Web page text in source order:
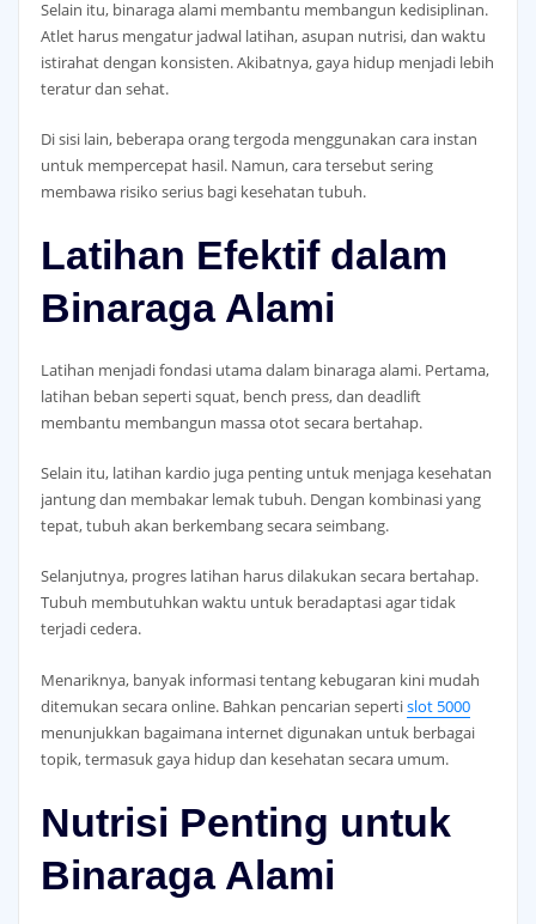
Selain itu, binaraga alami membantu membangun kedisiplinan.
Atlet harus mengatur jadwal latihan, asupan nutrisi, dan waktu
istirahat dengan konsisten. Akibatnya, gaya hidup menjadi lebih
teratur dan sehat.
Di sisi lain, beberapa orang tergoda menggunakan cara instan
untuk mempercepat hasil. Namun, cara tersebut sering
membawa risiko serius bagi kesehatan tubuh.
Latihan Efektif dalam
Binaraga Alami
Latihan menjadi fondasi utama dalam binaraga alami. Pertama,
latihan beban seperti squat, bench press, dan deadlift
membantu membangun massa otot secara bertahap.
Selain itu, latihan kardio juga penting untuk menjaga kesehatan
jantung dan membakar lemak tubuh. Dengan kombinasi yang
tepat, tubuh akan berkembang secara seimbang.
Selanjutnya, progres latihan harus dilakukan secara bertahap.
Tubuh membutuhkan waktu untuk beradaptasi agar tidak
terjadi cedera.
Menariknya, banyak informasi tentang kebugaran kini mudah
ditemukan secara online. Bahkan pencarian sepertislot 5000
menunjukkan bagaimana internet digunakan untuk berbagai
topik, termasuk gaya hidup dan kesehatan secara umum.
Nutrisi Penting untuk
Binaraga Alami